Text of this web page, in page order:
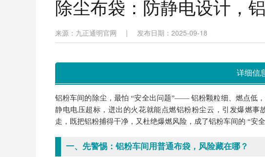
除尘布袋：防静电设计，
来源：九正通明官网 | 发布日期：2025-09-18
详细信
铝粉车间的除尘，最怕 “安全出问题”—— 铝粉颗粒细、燃点低
静电电压超标，迸出的火花就能点燃铝粉粉尘云，引发爆燃事
走，既把铝粉捕得干净，又杜绝爆燃风险，成了铝粉车间的 “安全
一、先警惕：铝粉车间用普通布袋，风险藏在哪？